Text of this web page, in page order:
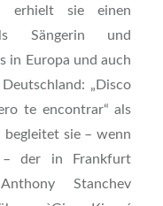
erhielt sie einen
als Sängerin und
in Europa und auch
„Disco
te encontrar“ als
begleitet sie – wenn
der in Frankfurt
Stanchev